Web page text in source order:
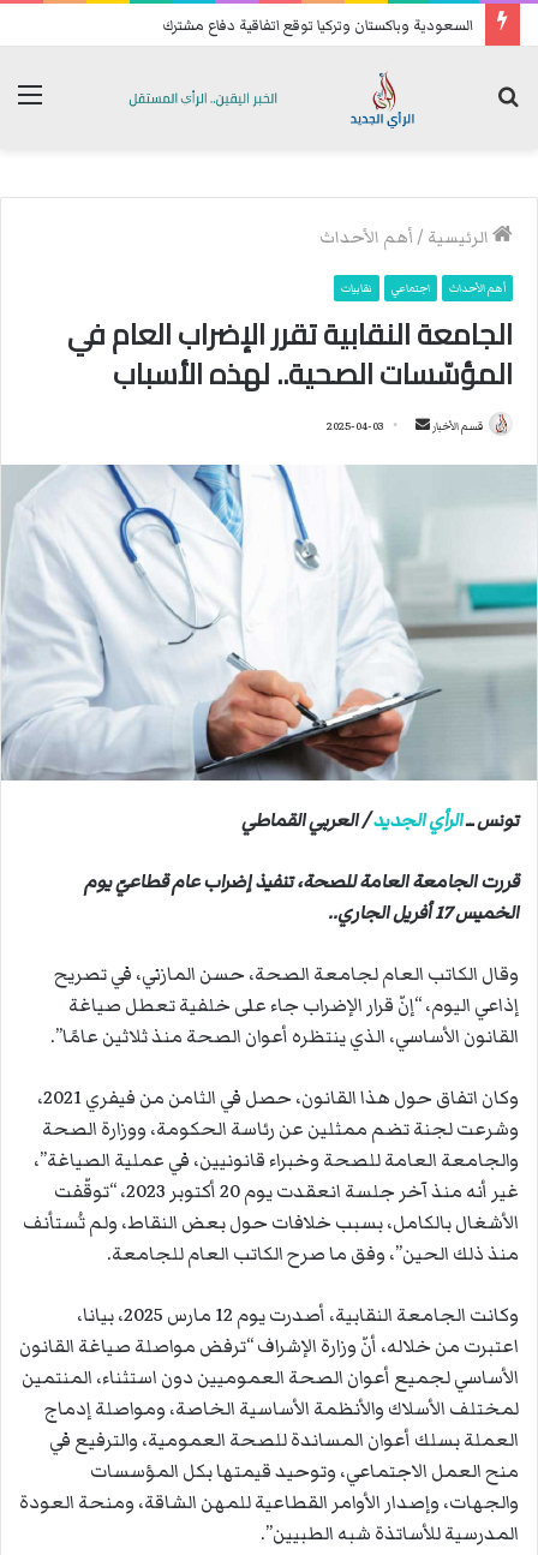
السعودية وباكستان وتركيا توقع اتفاقية دفاع مشترك
الرئيسية /أهم الأحداث
أهم الأحداث اجتماعي نقابيات
الجامعة النقابية تقرر الإضراب العام في
المؤسّسات الصحية.. لهذه الأسباب
قسم الأخبار
د
ل
و
ي
ا
2025-04-03
تونس ــالرأي الجديد/ العربي القماطي
قررت الجامعة العامة للصحة، تنفيذ إضراب عام قطاعيّ يوم
الخميس 17 أفريل الجاري..
وقال الكاتب العام لجامعة الصحة، حسن المازني، في تصريح
إذاعي اليوم، “إنّ قرار الإضراب جاء على خلفية تعطل صياغة
القانون الأساسي، الذي ينتظره أعوان الصحة منذ ثلاثين عامًا”.
وكان اتفاق حول هذا القانون، حصل في الثامن من فيفري 2021،
وشرعت لجنة تضم ممثلين عن رئاسة الحكومة، ووزارة الصحة
والجامعة العامة للصحة وخبراء قانونيين، في عملية الصياغة”،
غير أنه منذ آخر جلسة انعقدت يوم 20 أكتوبر 2023، “توقّفت
الأشغال بالكامل، بسبب خلافات حول بعض النقاط، ولم تُستأنف
منذ ذلك الحين”، وفق ما صرح الكاتب العام للجامعة.
وكانت الجامعة النقابية، أصدرت يوم 12 مارس 2025، بيانا،
اعتبرت من خلاله، أنّ وزارة الإشراف “ترفض مواصلة صياغة القانون
الأساسي لجميع أعوان الصحة العموميين دون استثناء، المنتمين
لمختلف الأسلاك والأنظمة الأساسية الخاصة، ومواصلة إدماج
العملة بسلك أعوان المساندة للصحة العمومية، والترفيع في
منح العمل الاجتماعي، وتوحيد قيمتها بكل المؤسسات
والجهات، وإصدار الأوامر القطاعية للمهن الشاقة، ومنحة العودة
المدرسية للأساتذة شبه الطبيين”.